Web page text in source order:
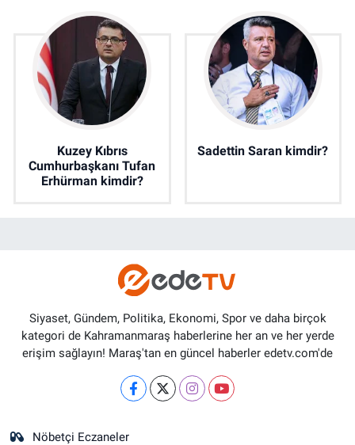
Kuzey Kıbrıs
Cumhurbaşkanı Tufan
Erhürman kimdir?
Sadettin Saran kimdir?
Siyaset, Gündem, Politika, Ekonomi, Spor ve daha birçok
kategori de Kahramanmaraş haberlerine her an ve her yerde
erişim sağlayın! Maraş'tan en güncel haberler edetv.com'de
Nöbetçi Eczaneler